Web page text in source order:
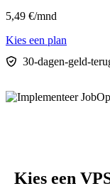
5,49 €/mnd
Kies een plan
30-dagen-geld-
Kies een